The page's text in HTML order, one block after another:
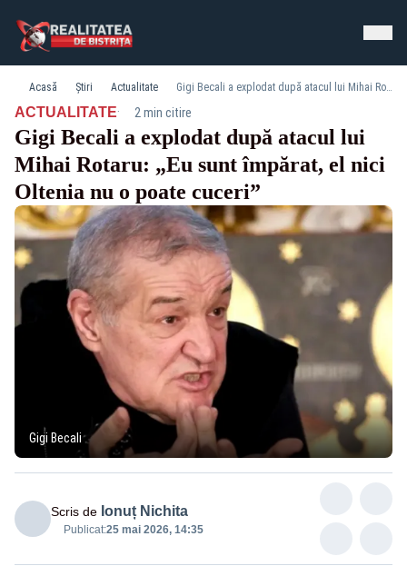
Acasă Știri Actualitate Gigi Becali a explodat după atacul lui Mihai Rotaru: „Eu sunt împărat, el nici Oltenia nu o poate cuceri”
ACTUALITATE· 2 min citire
Gigi Becali a explodat după atacul lui
Mihai Rotaru: „Eu sunt împărat, el nici
Oltenia nu o poate cuceri”
Gigi Becali
Scris de Ionuț Nichita
Publicat:25 mai 2026, 14:35